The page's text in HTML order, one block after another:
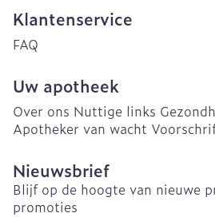
Klantenservice
FAQ
Uw apotheek
Over ons Nuttige links
Apotheker van wacht
Nieuwsbrief
Blijf op de hoogte van nieuwe
promoties